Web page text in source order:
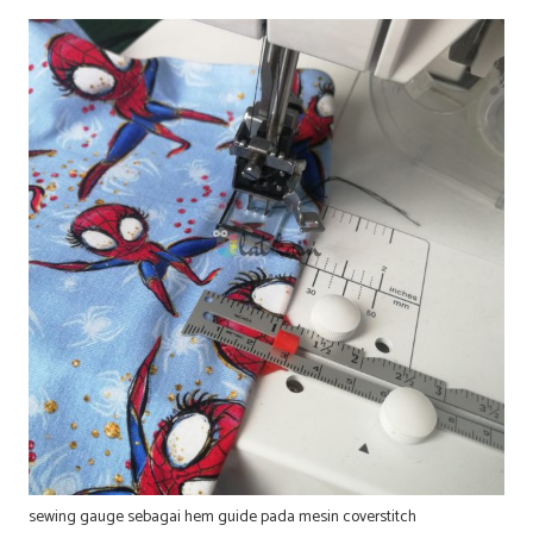
sewing gauge sebagai hem guide pada mesin coverstitch